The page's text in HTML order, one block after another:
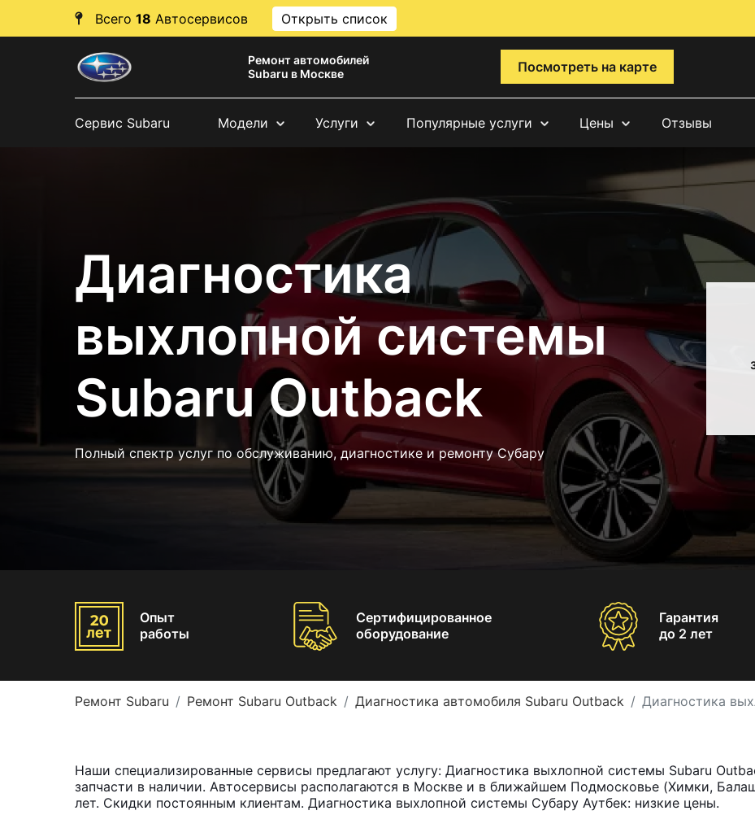
Всего 18 Автосервисов Открыть список
Ремонт автомобилей
Subaru в Москве
Посмотреть на карте
Сервис Subaru Модели Услуги Популярные услуги Цены Отзывы
Диагностика
выхлопной системы
Subaru Outback
Полный спектр услуг по обслуживанию, диагностике и ремонту Субару
Опыт
работы
Сертифицированное
оборудование
Гарантия
до 2 лет
Ремонт Subaru Ремонт Subaru Outback Диагностика автомобиля Subaru Outback Диагностика
Наши специализированные сервисы предлагают услугу: Диагностика выхлопной системы Subaru
запчасти в наличии. Автосервисы располагаются в Москве и в ближайшем Подмосковье (Химки,
лет. Скидки постоянным клиентам. Диагностика выхлопной системы Субару Аутбек: низкие цены.